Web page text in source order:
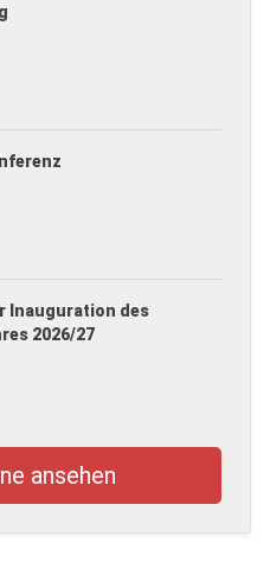
Inauguration des
2026/27
ansehen